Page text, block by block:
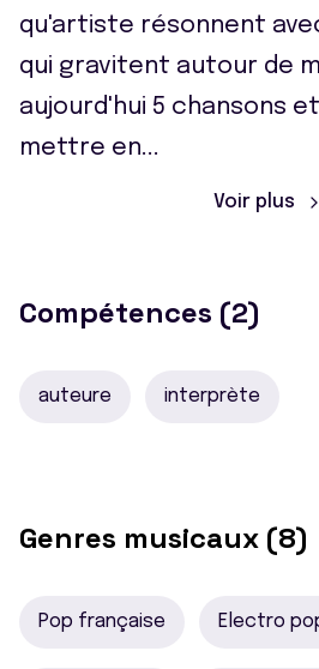
qu'artiste résonnent
qui gravitent autour de
aujourd'hui 5 chansons
mettre en...
Voir plus
Compétences (2)
auteure interprète
Genres musicaux (8)
Pop française Electro